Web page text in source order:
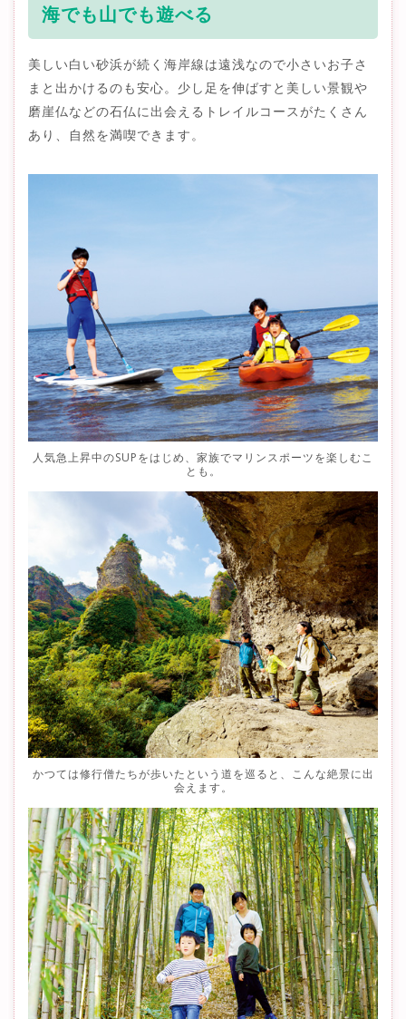
海でも山でも遊べる
美しい白い砂浜が続く海岸線は遠浅なので小さいお子さ
まと出かけるのも安心。少し足を伸ばすと美しい景観や
磨崖仏などの石仏に出会えるトレイルコースがたくさん
あり、自然を満喫できます。
人気急上昇中のSUPをはじめ、家族でマリンスポーツを楽しむこ
とも。
かつては修行僧たちが歩いたという道を巡ると、こんな絶景に出
会えます。